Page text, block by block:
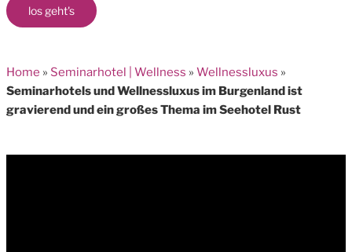
los geht's
Home » Seminarhotel | Wellness » Wellnessluxus »
Seminarhotels und Wellnessluxus im Burgenland ist
gravierend und ein großes Thema im Seehotel Rust